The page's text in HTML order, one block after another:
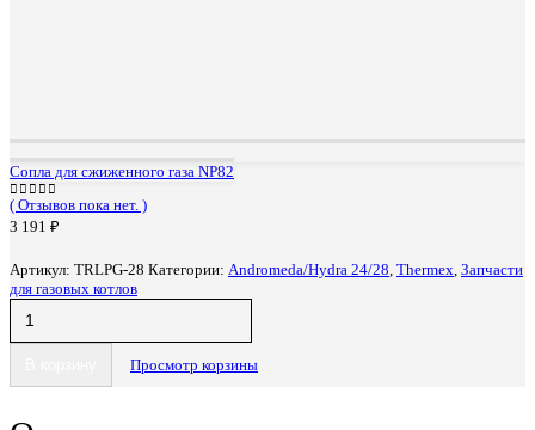
Сопла для сжиженного газа NP82
0out of 5
( Отзывов пока нет. )
3 191 ₽
Артикул: TRLPG-28 Категории: Andromeda/Hydra 24/28 Thermex Запчасти
для газовых котлов
Просмотр корзины